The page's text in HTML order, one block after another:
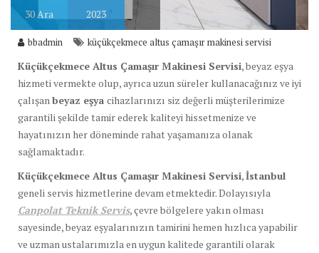
30 Ara 2023
bbadmin küçükçekmece altus çamaşır makinesi servisi
Küçükçekmece Altus Çamaşır Makinesi Servisi, beyaz eşya
hizmeti vermekte olup, ayrıca uzun süreler kullanacağınız ve iyi
çalışan beyaz eşya cihazlarınızı siz değerli müşterilerimize
garantili şekilde tamir ederek kaliteyi hissetmenize ve
hayatınızın her döneminde rahat yaşamanıza olanak
sağlamaktadır.
Küçükçekmece Altus Çamaşır Makinesi Servisi,İstanbul
geneli servis hizmetlerine devam etmektedir. Dolayısıyla
Canpolat Teknik Servis, çevre bölgelere yakın olması
sayesinde, beyaz eşyalarınızın tamirini hemen hızlıca yapabilir
ve uzman ustalarımızla en uygun kalitede garantili olarak